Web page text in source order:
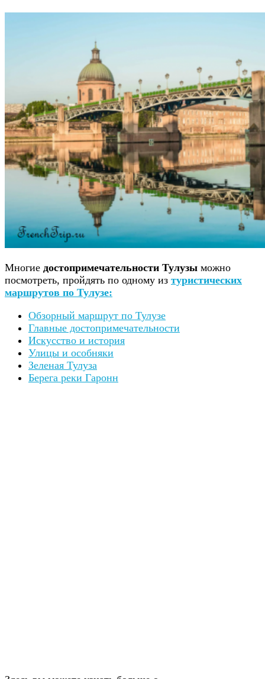
Многие достопримечательности Тулузы можно
посмотреть, пройдять по одному из туристических
маршрутов по Тулузе:
Обзорный маршрут по Тулузе
Главные достопримечательности
Искусство и история
Улицы и особняки
Зеленая Тулуза
Берега реки Гаронн